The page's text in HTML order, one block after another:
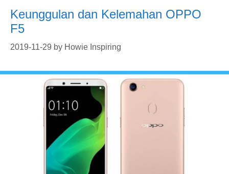
Keunggulan dan Kelemahan OPPO
F5
2019-11-29 by Howie Inspiring